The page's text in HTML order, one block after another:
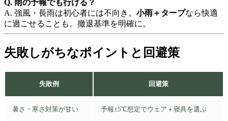
Q. 雨の予報でも行ける？
A. 強風・長雨は初心者には不向き。 小雨＋タープなら快適
に過ごせることも。撤退基準を明確に。
失敗しがちなポイントと回避策
失敗例 回避策
暑さ・寒さ対策が甘い 予報±5℃想定でウェア＋寝具を選ぶ